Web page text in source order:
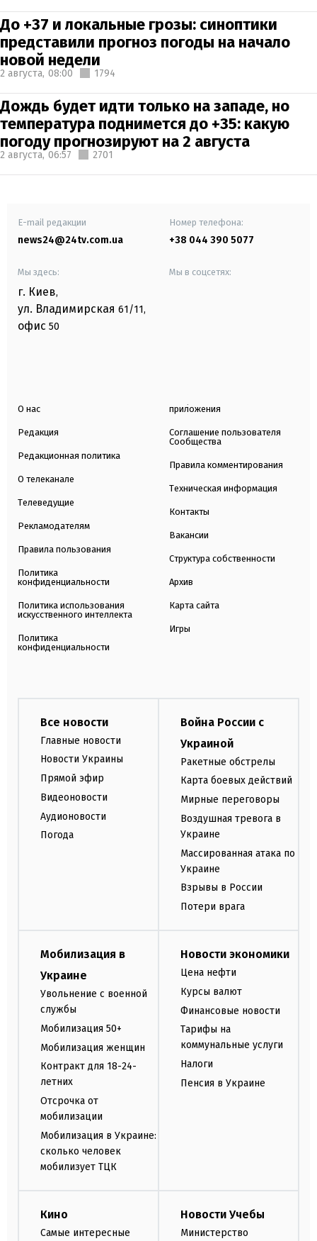
До +37 и локальные грозы: синоптики
представили прогноз погоды на начало
новой недели
2 августа, 08:00 1794
Дождь будет идти только на западе, но
температура поднимется до +35: какую
погоду прогнозируют на 2 августа
2 августа, 06:57 2701
E-mail редакции
news24@24tv.com.ua
Номер телефона:
+38 044 390 5077
Мы здесь:
г. Киев,
ул. Владимирская 61/11,
офис 50
Мы в соцсетях:
О нас
Редакция
Редакционная политика
О телеканале
Телеведущие
Рекламодателям
Правила пользования
Политика
конфиденциальности
Политика использования
искусственного интеллекта
Политика
конфиденциальности
приложения
Соглашение пользователя
Сообщества
Правила комментирования
Техническая информация
Контакты
Вакансии
Структура собственности
Архив
Карта сайта
Игры
Все новости
Главные новости
Новости Украины
Прямой эфир
Видеоновости
Аудионовости
Погода
Война России с
Украиной
Ракетные обстрелы
Карта боевых действий
Мирные переговоры
Воздушная тревога в
Украине
Массированная атака по
Украине
Взрывы в России
Потери врага
Мобилизация в
Украине
Увольнение с военной
службы
Мобилизация 50+
Мобилизация женщин
Контракт для 18-24-
летних
Отсрочка от
мобилизации
Мобилизация в Украине:
сколько человек
мобилизует ТЦК
Новости экономики
Цена нефти
Курсы валют
Финансовые новости
Тарифы на
коммунальные услуги
Налоги
Пенсия в Украине
Кино
Самые интересные
Новости Учебы
Министерство